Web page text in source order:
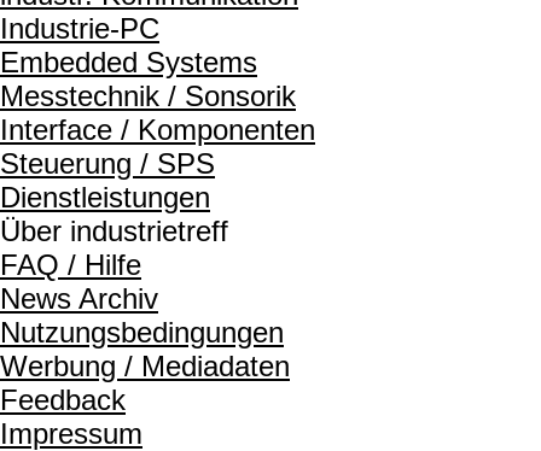
Industrie-PC
Embedded Systems
Messtechnik / Sonsorik
Interface / Komponenten
Steuerung / SPS
Dienstleistungen
Über industrietreff
FAQ / Hilfe
News Archiv
Nutzungsbedingungen
Werbung / Mediadaten
Feedback
Impressum